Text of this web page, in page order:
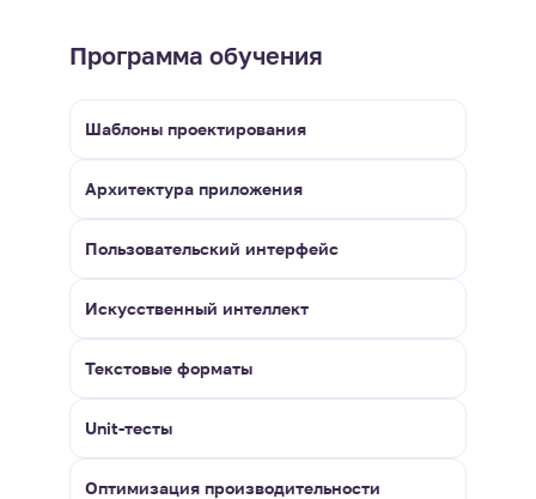
Программа обучения
Шаблоны проектирования
Архитектура приложения
Пользовательский интерфейс
Искусственный интеллект
Текстовые форматы
Unit-тесты
Оптимизация производительности